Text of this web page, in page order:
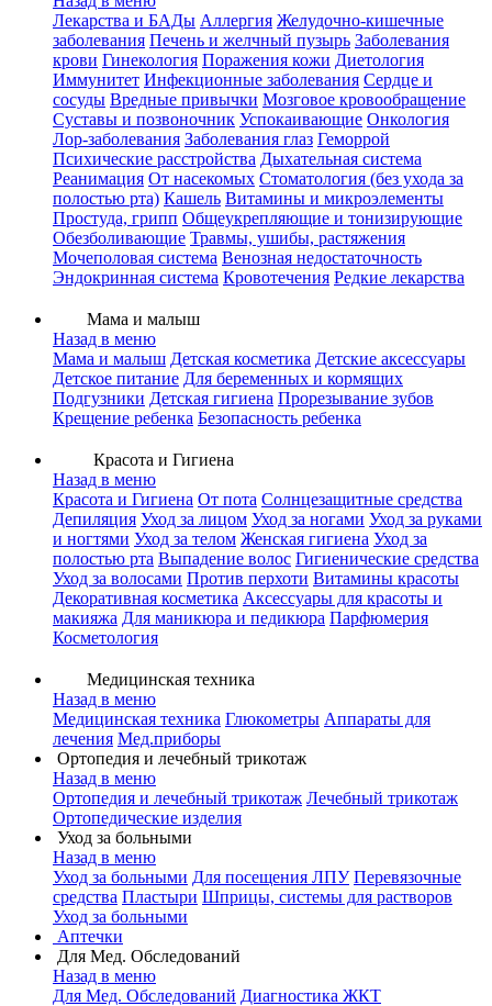
Лекарства и БАДы Аллергия Желудочно-кишечные
заболевания Печень и желчный пузырь Заболевания
крови Гинекология Поражения кожи Диетология
Иммунитет Инфекционные заболевания Сердце и
сосуды Вредные привычки Мозговое кровообращение
Суставы и позвоночник Успокаивающие Онкология
Лор-заболевания Заболевания глаз Геморрой
Психические расстройства Дыхательная система
Реанимация От насекомых Стоматология (без ухода за
полостью рта) Кашель Витамины и микроэлементы
Простуда, грипп Общеукрепляющие и тонизирующие
Обезболивающие Травмы, ушибы, растяжения
Мочеполовая система Венозная недостаточность
Эндокринная система Кровотечения Редкие лекарства
Мама и малыш
Назад в меню
Мама и малыш Детская косметика Детские аксессуары
Детское питание Для беременных и кормящих
Подгузники Детская гигиена Прорезывание зубов
Крещение ребенка Безопасность ребенка
Красота и Гигиена
Назад в меню
Красота и Гигиена От пота Солнцезащитные средства
Депиляция Уход за лицом Уход за ногами Уход за руками
и ногтями Уход за телом Женская гигиена Уход за
полостью рта Выпадение волос Гигиенические средства
Уход за волосами Против перхоти Витамины красоты
Декоративная косметика Аксессуары для красоты и
макияжа Для маникюра и педикюра Парфюмерия
Косметология
Медицинская техника
Назад в меню
Медицинская техника Глюкометры Аппараты для
лечения Мед.приборы
Ортопедия и лечебный трикотаж
Назад в меню
Ортопедия и лечебный трикотаж Лечебный трикотаж
Ортопедические изделия
Уход за больными
Назад в меню
Уход за больными Для посещения ЛПУ Перевязочные
средства Пластыри Шприцы, системы для растворов
Уход за больными
Аптечки
Для Мед. Обследований
Назад в меню
Для Мед. Обследований Диагностика ЖКТ